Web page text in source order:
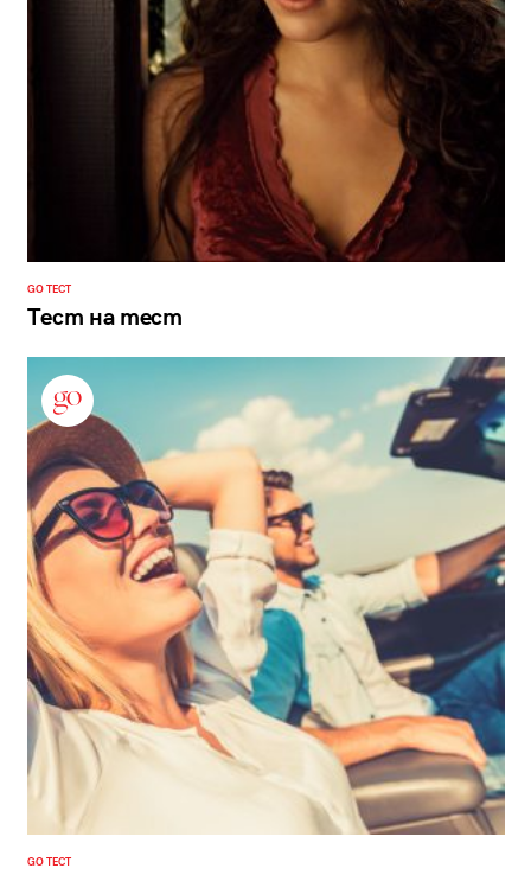
GO ТЕСТ
Тест на тест
GO ТЕСТ